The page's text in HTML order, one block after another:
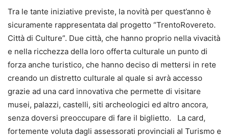
Tra le tante iniziative previste, la novità per quest’anno è
sicuramente rappresentata dal progetto “TrentoRovereto.
Città di Culture”. Due città, che hanno proprio nella vivacità
e nella ricchezza della loro offerta culturale un punto di
forza anche turistico, che hanno deciso di mettersi in rete
creando un distretto culturale al quale si avrà accesso
grazie ad una card innovativa che permette di visitare
musei, palazzi, castelli, siti archeologici ed altro ancora,
senza doversi preoccupare di fare il biglietto. La card,
fortemente voluta dagli assessorati provinciali al Turismo e